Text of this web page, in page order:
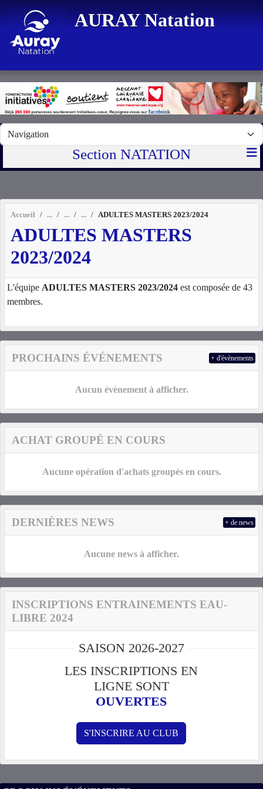
AURAY Natation
Section NATATION
Accueil ADULTES MASTERS 2023/2024
ADULTES MASTERS
2023/2024
L'équipe ADULTES MASTERS 2023/2024 est composée de 43
membres.
PROCHAINS ÉVÉNEMENTS
Aucun évènement à afficher.
+ d'évènements
ACHAT GROUPÉ EN COURS
Aucune opération d'achats groupés en cours.
DERNIÈRES NEWS
Aucune news à afficher.
+ de news
INSCRIPTIONS ENTRAINEMENTS EAU-
LIBRE 2024
SAISON 2026-2027
LES INSCRIPTIONS EN
LIGNE SONT
OUVERTES
S'INSCRIRE AU CLUB
Panneau de gestion des cookies